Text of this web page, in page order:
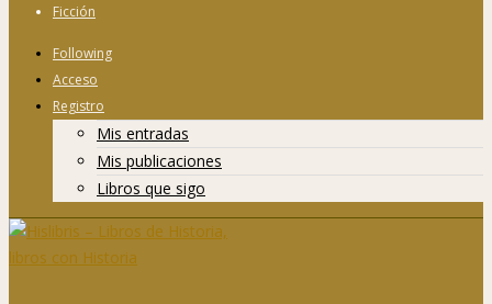
Ficción
Following
Acceso
Registro
Mis entradas
Mis publicaciones
Libros que sigo